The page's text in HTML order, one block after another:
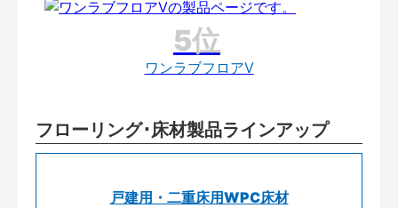
ワンラブフロアV
フローリング･床材製品ラインアップ
戸建用・二重床用WPC床材